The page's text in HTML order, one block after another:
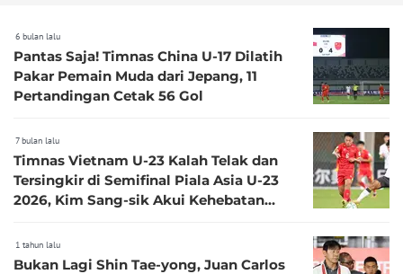
6 bulan lalu
Pantas Saja! Timnas China U-17 Dilatih
Pakar Pemain Muda dari Jepang, 11
Pertandingan Cetak 56 Gol
7 bulan lalu
Timnas Vietnam U-23 Kalah Telak dan
Tersingkir di Semifinal Piala Asia U-23
2026, Kim Sang-sik Akui Kehebatan
1 tahun lalu
Bukan Lagi Shin Tae-yong, Juan Carlos